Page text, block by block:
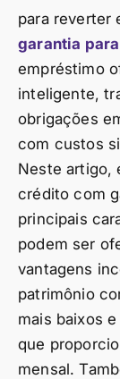
para reverter
garantia
empréstimo
inteligente,
obrigações
com custos
Neste artigo,
crédito com
principais
podem ser
vantagens
patrimônio
mais baixos
que
mensal.